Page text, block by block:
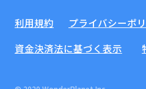
利用規約 プライバシーポ
資金決済法に基づく表示